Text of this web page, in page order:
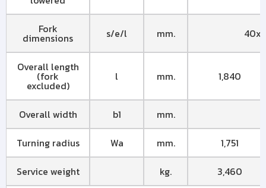
Fork
dimensions s/e/l mm.
Overall length
(fork
excluded)
l mm. 1,840
Overall width b1 mm.
Turning radius
Wa mm.
1,751
Service weight
kg.
3,460